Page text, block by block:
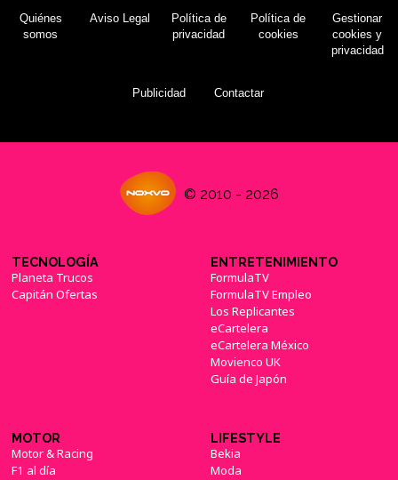
Quiénes
somos
Aviso Legal
Política de
privacidad
Política de
cookies
Gestionar
cookies y
privacidad
Publicidad Contactar
© 2010 - 2026
TECNOLOGÍA
Planeta Trucos
Capitán Ofertas
ENTRETENIMIENTO
FormulaTV
FormulaTV Empleo
Los Replicantes
eCartelera
eCartelera México
Movienco UK
Guía de Japón
MOTOR
Motor & Racing
F1 al día
LIFESTYLE
Bekia
Moda